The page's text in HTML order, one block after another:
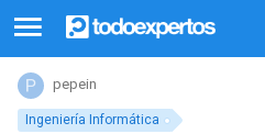
Ingeniería Informática
pepein